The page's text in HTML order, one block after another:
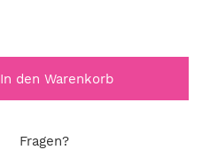
In den Warenkorb
Fragen?